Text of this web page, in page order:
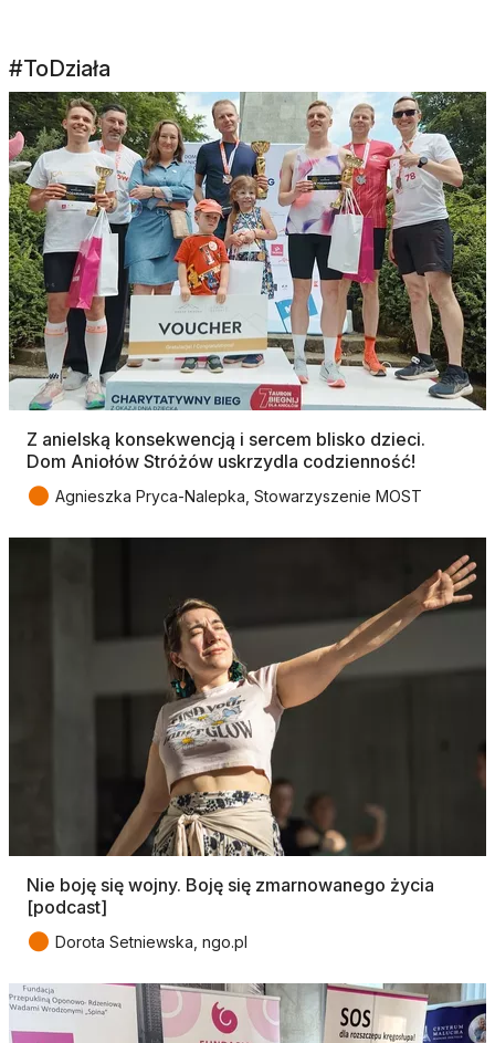
#ToDziała
Z anielską konsekwencją i sercem blisko dzieci.
Dom Aniołów Stróżów uskrzydla codzienność!
● Agnieszka Pryca-Nalepka, Stowarzyszenie MOST
Nie boję się wojny. Boję się zmarnowanego życia
[podcast]
● Dorota Setniewska, ngo.pl